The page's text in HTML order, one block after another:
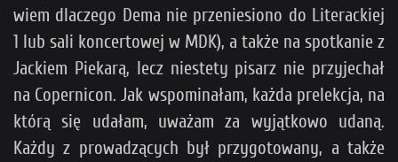
wiem dlaczego Dema nie przeniesiono do Literackiej
1 lub sali koncertowej w MDK), a także na spotkanie z
Jackiem Piekarą, lecz niestety pisarz nie przyjechał
na Copernicon. Jak wspominałam, każda prelekcja, na
którą się udałam, uważam za wyjątkowo udaną.
Każdy z prowadzących był przygotowany, a także